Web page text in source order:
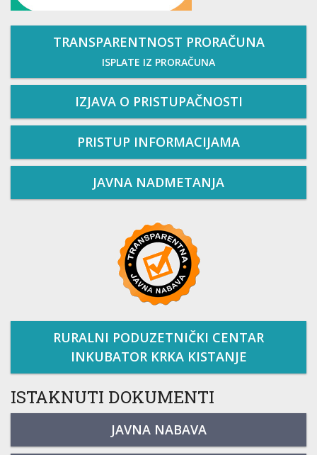
TRANSPARENTNOST PRORAČUNA
ISPLATE IZ PRORAČUNA
IZJAVA O PRISTUPAČNOSTI
PRISTUP INFORMACIJAMA
JAVNA NADMETANJA
RURALNI PODUZETNIČKI CENTAR
INKUBATOR KRKA KISTANJE
ISTAKNUTI DOKUMENTI
JAVNA NABAVA